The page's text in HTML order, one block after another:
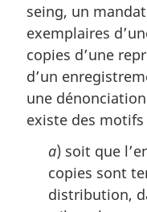
n
l
e
:
e
m
r
g
i
a
seing, un
exemplaires
copies d’une
d’un
une
existe des
a) soit que
copies sont
distribution,